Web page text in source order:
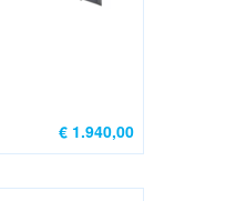
€ 1.940,00